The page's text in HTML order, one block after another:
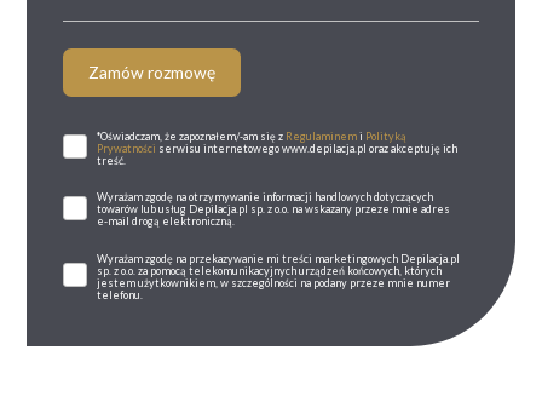
Zamów rozmowę
*Oświadczam, że zapoznałem/-am się z Regulaminemi Polityką
Prywatności serwisu internetowego www.depilacja.pl oraz akceptuję ich
treść.
Wyrażam zgodę na otrzymywanie informacji handlowych dotyczących
towarów lub usług Depilacja.pl sp. z o.o. na wskazany przeze mnie adres
e-mail drogą elektroniczną.
Wyrażam zgodę na przekazywanie mi treści marketingowych Depilacja.pl
sp. z o.o. za pomocą telekomunikacyjnych urządzeń końcowych, których
jestem użytkownikiem, w szczególności na podany przeze mnie numer
telefonu.